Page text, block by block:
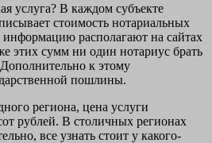
услуга? В каждом субъекте
стоимость нотариальных
располагают на сайтах
этих сумм ни один нотариус брать
к этому
пошлины.
региона, цена услуги
рублей. В столичных регионах
все узнать стоит у какого-